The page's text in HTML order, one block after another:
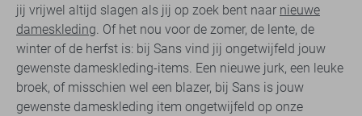
jij vrijwel altijd slagen als jij op zoek bent naar nieuwe
dameskleding. Of het nou voor de zomer, de lente, de
winter of de herfst is: bij Sans vind jij ongetwijfeld jouw
gewenste dameskleding-items. Een nieuwe jurk, een leuke
broek, of misschien wel een blazer, bij Sans is jouw
gewenste dameskleding item ongetwijfeld op onze